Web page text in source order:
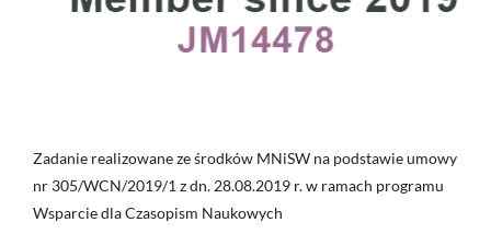
Zadanie realizowane ze środków MNiSW na podstawie umowy
nr 305/WCN/2019/1 z dn. 28.08.2019 r. w ramach programu
Wsparcie dla Czasopism Naukowych